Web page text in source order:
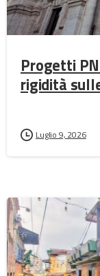
Progetti
rigidità
Luglio 9, 2026